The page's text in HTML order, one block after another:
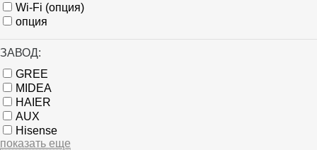
Wi-Fi (опция)
опция
ЗАВОД:
GREE
MIDEA
HAIER
AUX
Hisense
показать еще